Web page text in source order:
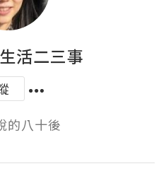
活二三事
的八十後